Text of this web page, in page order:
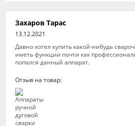
Захаров Тарас
13.12.2021
Давно хотел купить какой-нибудь
иметь функции почти как
попался данный аппарат.
Отзыв на товар: